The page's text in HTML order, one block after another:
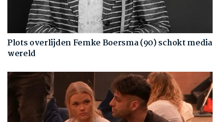
Plots overlijden Femke Boersma (90) schokt media
wereld